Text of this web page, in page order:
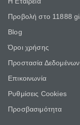
Προβολή στο 11888
Blog
Όροι χρήσης
Προστασία Δεδομένων
Επικοινωνία
Ρυθμίσεις Cookies
Προσβασιμότητα